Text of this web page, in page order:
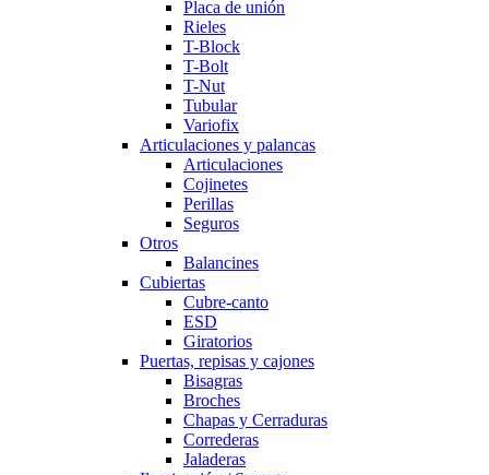
Placa de unión
Rieles
T-Block
T-Bolt
T-Nut
Tubular
Variofix
Articulaciones y palancas
Articulaciones
Cojinetes
Perillas
Seguros
Otros
Balancines
Cubiertas
Cubre-canto
ESD
Giratorios
Puertas, repisas y cajones
Bisagras
Broches
Chapas y Cerraduras
Correderas
Jaladeras